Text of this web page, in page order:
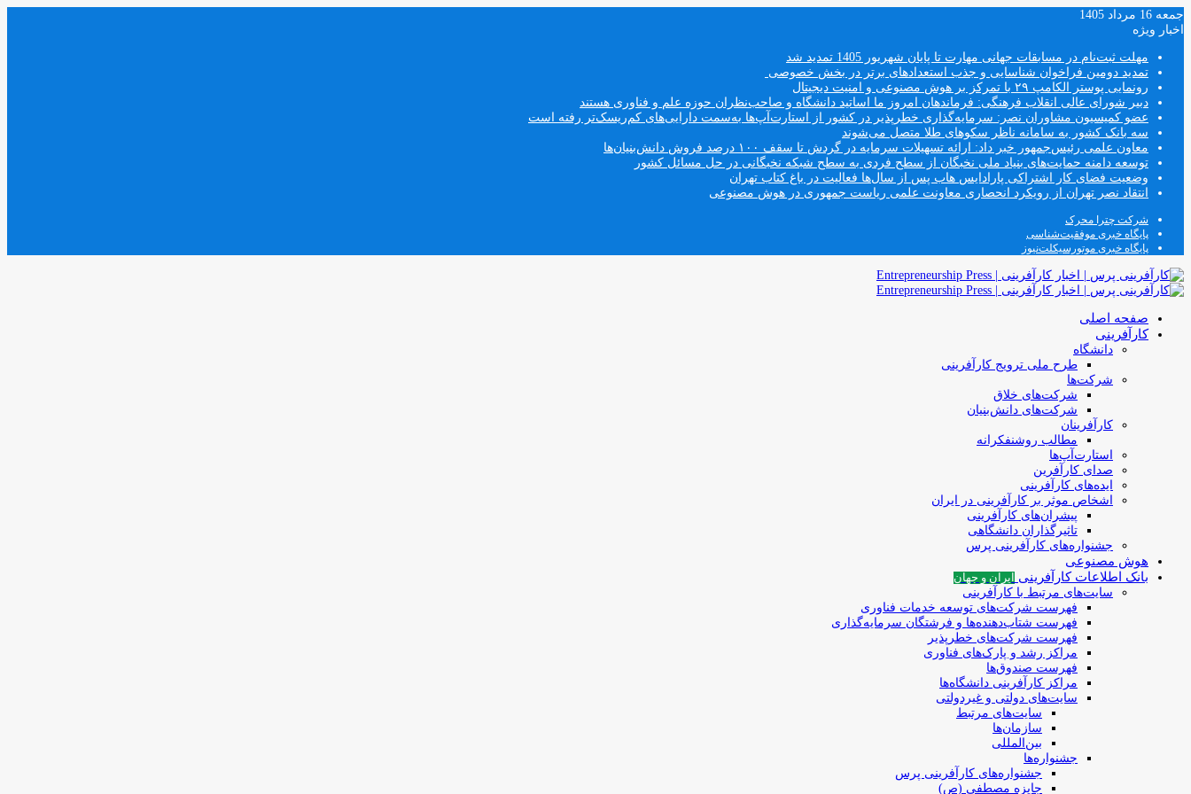
جمعه 16 مرداد 1405
اخبار ویژه
مهلت ثبت‌نام در مسابقات جهانی مهارت تا پایان شهریور 1405 تمدید شد
تمدید دومین فراخوان شناسایی و جذب استعدادهای برتر در بخش خصوصی
رونمایی پوستر الکامپ ۲۹ با تمرکز بر هوش مصنوعی و امنیت دیجیتال
دبیر شورای عالی انقلاب فرهنگی: فرماندهان امروز ما اساتید دانشگاه و صاحب‌نظران حوزه علم و فناوری هستند
عضو کمیسیون مشاوران نصر: سرمایه‌گذاری خطرپذیر در کشور از استارت‌آپ‌ها به‌سمت دارایی‌های کم‌ریسک‌تر رفته است
سه بانک کشور به سامانه ناظر سکوهای طلا متصل می‌شوند
معاون علمی رئیس‌جمهور خبر داد: ارائه تسهیلات سرمایه در گردش تا سقف ۱۰۰ درصد فروش دانش‌بنیان‌ها
توسعه دامنه حمایت‌های بنیاد ملی نخبگان از سطح فردی به سطح شبکه نخبگانی در حل مسائل کشور
وضعیت فضای کار اشتراکی پارادایس هاب پس از سال‌ها فعالیت در باغ کتاب تهران
انتقاد نصر تهران از رویکرد انحصاری معاونت علمی ریاست جمهوری در هوش مصنوعی
شرکت چترا محرک
پایگاه خبری موفقیت‌شناسی
پایگاه خبری موتورسیکلت‌نیوز
صفحه اصلی
کارآفرینی
دانشگاه
طرح ملی ترویج کارآفرینی
شرکت‌ها
شرکت‌های خلاق
شرکت‌های دانش‌بنیان
کارآفرینان
مطالب روشنفکرانه
استارت‌آپ‌ها
صدای کارآفرین
ایده‌های کارآفرینی
اشخاص موثر بر کارآفرینی در ایران
پیشران‌های کارآفرینی
تاثیرگذاران دانشگاهی
جشنواره‌های کارآفرینی‌ پرس
هوش مصنوعی
بانک اطلاعات کارآفرینی
ایران و جهان
سایت‌های مرتبط با کارآفرینی
فهرست شرکت‌های‌‌ توسعه‌ خدمات فناوری
فهرست شتاب‌دهنده‌ها‌ و فرشتگان‌ سرمایه‌گذاری
فهرست شرکت‌های خطرپذیر
مراکز رشد و پارک‌های فناوری
فهرست صندوق‌ها
مراکز کارآفرینی دانشگاه‌ها
سایت‌های دولتی و غیردولتی
سایت‌های مرتبط
سازمان‌ها
بین‌المللی
جشنواره‌ها
جشنواره‌های کارآفرینی‌ پرس
جایزه مصطفی (ص)